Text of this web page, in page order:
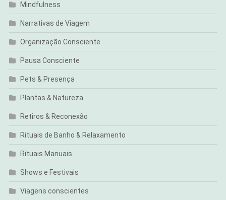
Mindfulness
Narrativas de Viagem
Organização Consciente
Pausa Consciente
Pets & Presença
Plantas & Natureza
Retiros & Reconexão
Rituais de Banho & Relaxamento
Rituais Manuais
Shows e Festivais
Viagens conscientes